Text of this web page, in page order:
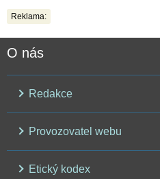
Reklama:
O nás
Redakce
Provozovatel webu
Etický kodex